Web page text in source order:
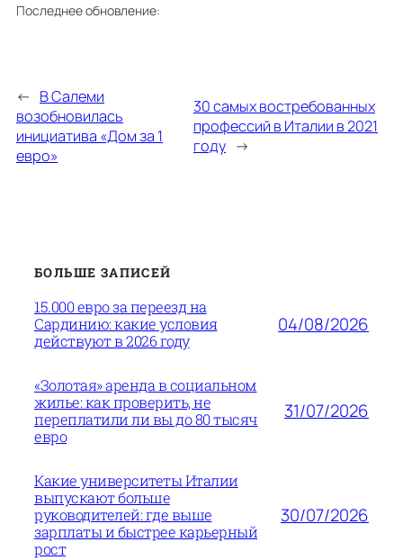
Последнее обновление:
← В Салеми
возобновилась
инициатива «Дом за 1
евро»
30 самых востребованных
профессий в Италии в 2021
году →
БОЛЬШЕ ЗАПИСЕЙ
15.000 евро за переезд на
Сардинию: какие условия
действуют в 2026 году
04/08/2026
«Золотая» аренда в социальном
жилье: как проверить, не
переплатили ли вы до 80 тысяч
евро
31/07/2026
Какие университеты Италии
выпускают больше
руководителей: где выше
зарплаты и быстрее карьерный
рост
30/07/2026